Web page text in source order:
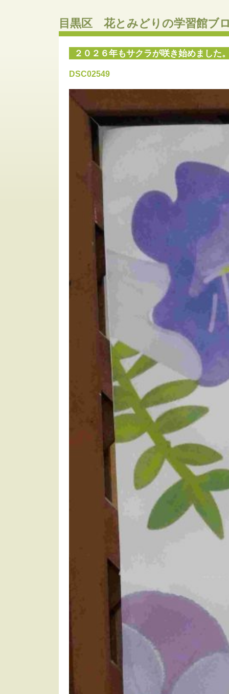
目黒区 花とみどりの学習館ブ
２０２６年もサクラが咲き始めました
DSC02549